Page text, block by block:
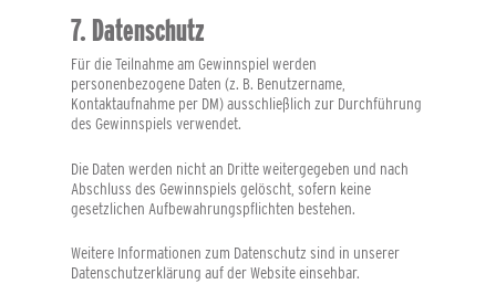
7. Datenschutz
Für die Teilnahme am Gewinnspiel werden
personenbezogene Daten (z. B. Benutzername,
Kontaktaufnahme per DM) ausschließlich zur Durchführung
des Gewinnspiels verwendet.
Die Daten werden nicht an Dritte weitergegeben und nach
Abschluss des Gewinnspiels gelöscht, sofern keine
gesetzlichen Aufbewahrungspflichten bestehen.
Weitere Informationen zum Datenschutz sind in unserer
Datenschutzerklärung auf der Website einsehbar.